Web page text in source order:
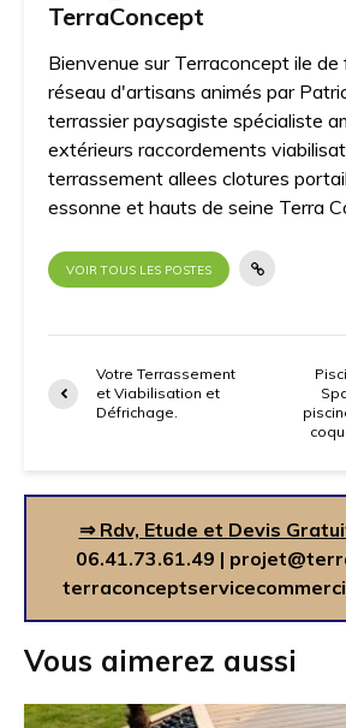
TerraConcept
Bienvenue sur Terraconcept ile
réseau d'artisans animés par
terrassier paysagiste spécialiste
extérieurs raccordements
terrassement allees clotures
essonne et hauts de seine Terra
VOIR TOUS LES POSTES
Votre Terrassement
et Viabilisation et
Défrichage.
⇒ Rdv, Etude et Devis
06.41.73.61.49 |
Vous aimerez aussi